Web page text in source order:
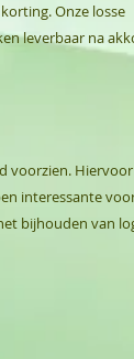
Onze losse
leverbaar na
voorzien.
interessante
bijhouden van